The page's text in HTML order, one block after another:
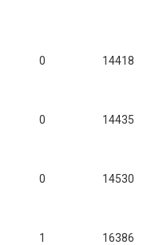
0 14418
0 14435
0 14530
1 16386